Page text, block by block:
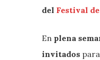
del Festival
En plena
invitados